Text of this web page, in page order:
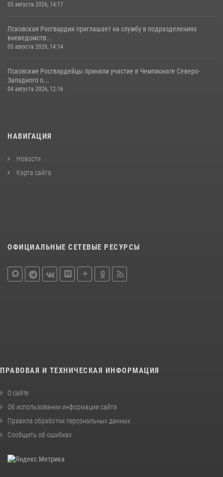
05 августа 2026, 14:17
Псковская Росгвардия приглашает на службу в подразделениях
вневедомств...
05 августа 2026, 14:14
Псковские Росгвардейцы приняли участие в Чемпионате Северо-
Западного о...
04 августа 2026, 12:16
НАВИГАЦИЯ
Новости
Карта сайта
ОФИЦИАЛЬНЫЕ СЕТЕВЫЕ РЕСУРСЫ
ПРАВОВАЯ И ТЕХНИЧЕСКАЯ ИНФОРМАЦИЯ
О сайте
Об использовании информации сайта
Правила обработки персональных данных
Сообщить об ошибках